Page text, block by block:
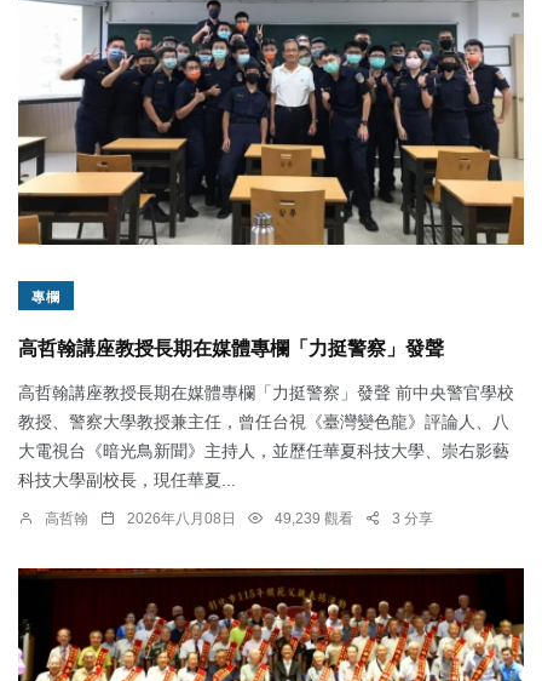
專欄
高哲翰講座教授長期在媒體專欄「力挺警察」發聲
高哲翰講座教授長期在媒體專欄「力挺警察」發聲 前中央警官學校
教授、警察大學教授兼主任，曾任台視《臺灣變色龍》評論人、八
大電視台《暗光鳥新聞》主持人，並歷任華夏科技大學、崇右影藝
科技大學副校長，現任華夏...
高哲翰 2026年八月08日 49,239 觀看 3 分享